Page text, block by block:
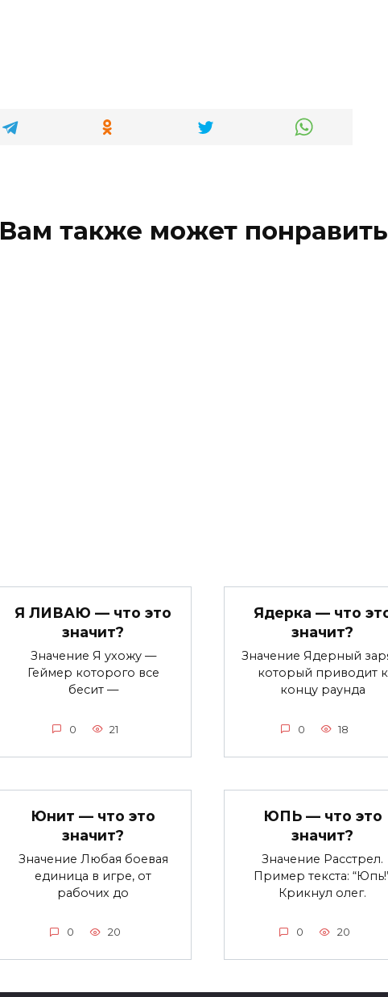
Вам также может
Я ЛИВАЮ — что это
значит?
Значение Я ухожу —
Геймер которого все
бесит —
0 21
Ядерка — что
значит?
Значение Ядерный
который приводит к
концу раунда
0 18
Юнит — что это
значит?
Значение Любая боевая
единица в игре, от
рабочих до
0 20
ЮПЬ — что это
значит?
Значение Расстрел.
Пример текста:
Крикнул олег.
0 20